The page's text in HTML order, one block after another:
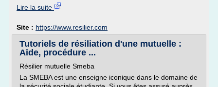
Lire la suite
Site : https://www.resilier.com
Tutoriels de résiliation d'une mutuelle :
Aide, procédure ...
Résilier mutuelle Smeba
La SMEBA est une enseigne iconique dans le domaine de